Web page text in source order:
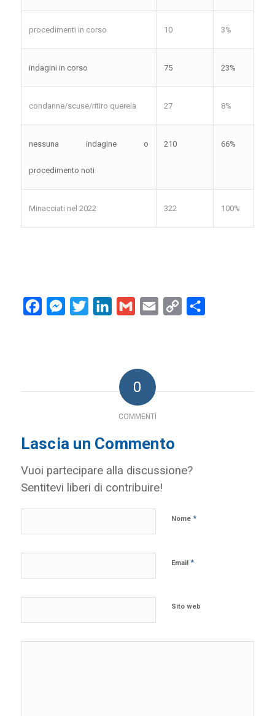
procedimenti in corso 10 3%
indagini in corso 75 23%
condanne/scuse/ritiro querela 27 8%
nessuna indagine o
procedimento noti
210 66%
Minacciati nel 2022 322 100%
FacebookMessenger
Twitter LinkedInGmail Email
Copy
0
COMMENTI
Lascia un Commento
Vuoi partecipare alla discussione?
Sentitevi liberi di contribuire!
Nome *
Email *
Sito web